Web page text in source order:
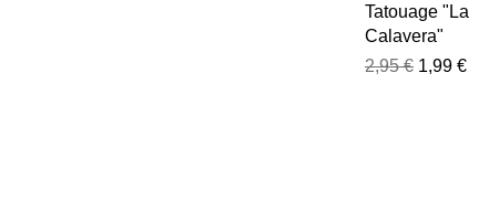
Tatouage "La
Calavera"
2,95 € 1,99 €